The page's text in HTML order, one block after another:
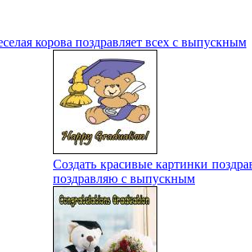
корова поздравляет всех с выпускным
Создать красивые картинки
поздравляю с выпускным